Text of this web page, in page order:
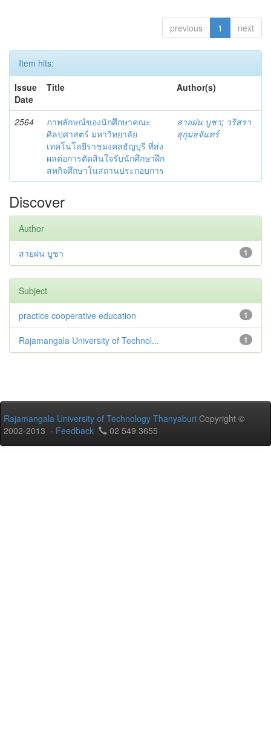
previous 1 next
Item hits:
Issue
Date
Title Author(s)
2564
ภาพลักษณ์ของนักศึกษาคณะ
ศิลปศาสตร์ มหาวิทยาลัย
เทคโนโลยีราชมงคลธัญบุรี ที่ส่ง
ผลต่อการตัดสินใจรับนักศึกษาฝึก
สหกิจศึกษาในสถานประกอบการ
สายฝน บูชา; วริสรา
สุกุมลจันทร์
Discover
Author
1
สายฝน บูชา
Subject
1
practice cooperative education
1
Rajamangala University of Technol...
Rajamangala University of Technology Thanyaburi Copyright ©
2002-2013 - Feedback 02 549 3655